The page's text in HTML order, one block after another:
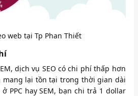
web tại Tp Phan Thiết
dịch vụ SEO có chi phí thấp hơn
mang lại tồn tại trong thời gian dài
PPC hay SEM, bạn chi trả 1 dollar